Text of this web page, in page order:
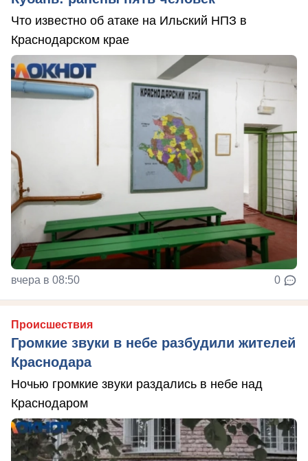
Что известно об атаке на Ильский НПЗ в
Краснодарском крае
вчера в 08:50 0
Происшествия
Громкие звуки в небе разбудили жителей
Краснодара
Ночью громкие звуки раздались в небе над
Краснодаром